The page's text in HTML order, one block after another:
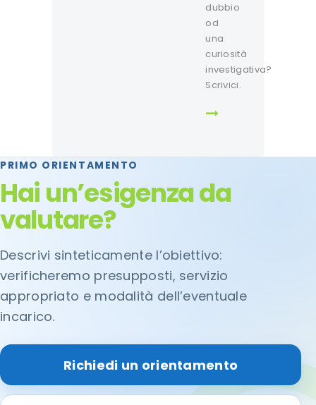
dubbio
od
una
curiosità
investigativa?
Scrivici.
PRIMO ORIENTAMENTO
Hai un’esigenza da
valutare?
Descrivi sinteticamente l’obiettivo:
verificheremo presupposti, servizio
appropriato e modalità dell’eventuale
incarico.
Richiedi un orientamento